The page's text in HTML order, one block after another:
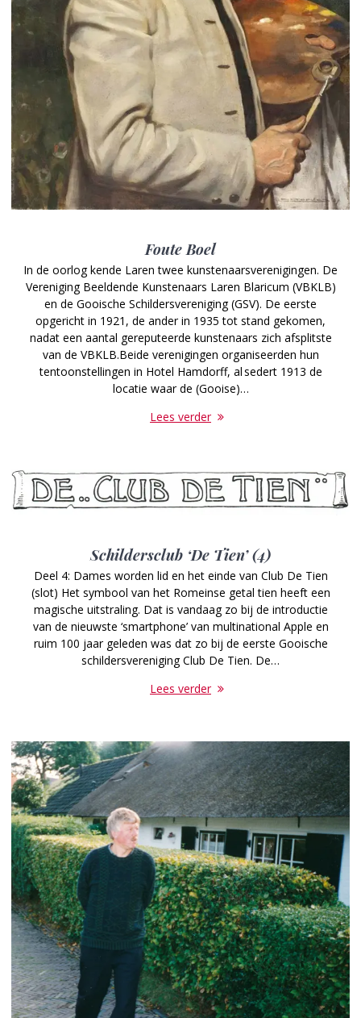
Foute Boel
In de oorlog kende Laren twee kunstenaarsverenigingen. De
Vereniging Beeldende Kunstenaars Laren Blaricum (VBKLB)
en de Gooische Schildersvereniging (GSV). De eerste
opgericht in 1921, de ander in 1935 tot stand gekomen,
nadat een aantal gereputeerde kunstenaars zich afsplitste
van de VBKLB.Beide verenigingen organiseerden hun
tentoonstellingen in Hotel Hamdorff, al sedert 1913 de
locatie waar de (Gooise)…
Lees verder
Schildersclub ‘De Tien’ (4)
Deel 4: Dames worden lid en het einde van Club De Tien
(slot) Het symbool van het Romeinse getal tien heeft een
magische uitstraling. Dat is vandaag zo bij de introductie
van de nieuwste ‘smartphone’ van multinational Apple en
ruim 100 jaar geleden was dat zo bij de eerste Gooische
schildersvereniging Club De Tien. De…
Lees verder